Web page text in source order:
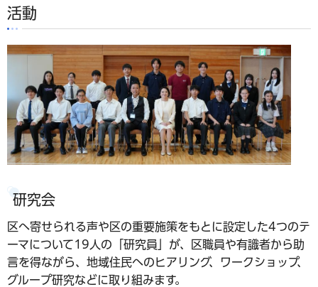
活動
研究会
区へ寄せられる声や区の重要施策をもとに設定した4つのテ
ーマについて19人の「研究員」が、区職員や有識者から助
言を得ながら、地域住民へのヒアリング、ワークショップ、
グループ研究などに取り組みます。